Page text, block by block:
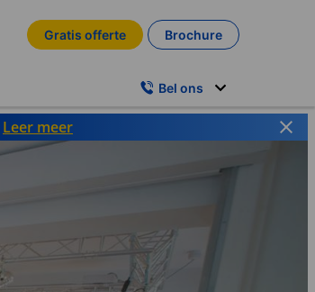
Gratis offerte Brochure
Bel ons
Leer meer